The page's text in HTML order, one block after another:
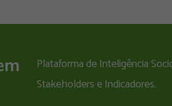
Plataforma de Inteligência
Stakeholders e Indicadores.